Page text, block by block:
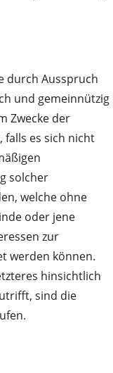
durch Ausspruch
und gemeinnützig
Zwecke der
es sich nicht
solcher
welche ohne
oder jene
zur
werden können.
hinsichtlich
sind die